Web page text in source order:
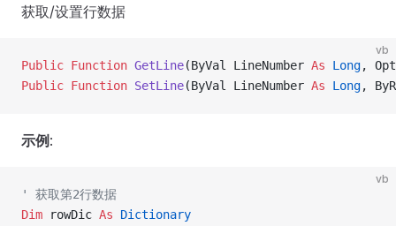
获取/设置行数据
vb
Public Function GetLine(ByVal LineNumber As Long,
Public Function SetLine(ByVal LineNumber As Long,
示例 :
vb
' 获取第2行数据
Dim rowDic As Dictionary